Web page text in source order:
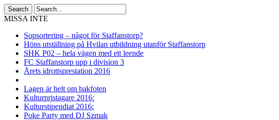
MISSA INTE
Sopsortering – något för Staffanstorp?
Höns utställning på Hvilan utbildning utanför Staffanstorp
SHK P02 – hela vägen med ett leende
FC Staffanstorp upp i division 3
Årets idrottsprestation 2016
Lagen är helt om bakfoten
Kulturpristagare 2016:
Kulturstipendiat 2016:
Poke Party med DJ Szmak